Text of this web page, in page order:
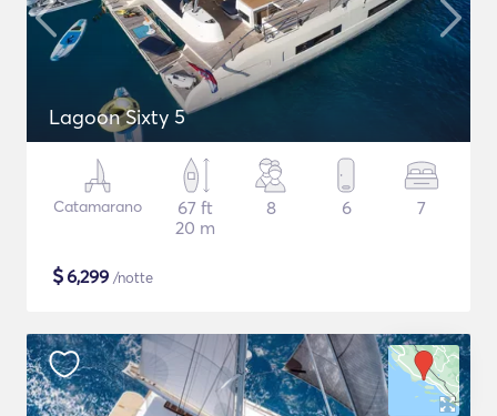
Lagoon Sixty 5
Catamarano
67 ft
20 m
8 6 7
$6,299 /notte